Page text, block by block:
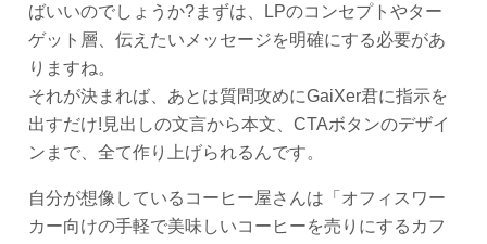
ばいいのでしょうか?まずは、LPのコンセプトやター
ゲット層、伝えたいメッセージを明確にする必要があ
りますね。
それが決まれば、あとは質問攻めにGaiXer君に指示を
出すだけ!見出しの文言から本文、CTAボタンのデザイ
ンまで、全て作り上げられるんです。
自分が想像しているコーヒー屋さんは「オフィスワー
カー向けの手軽で美味しいコーヒーを売りにするカフ